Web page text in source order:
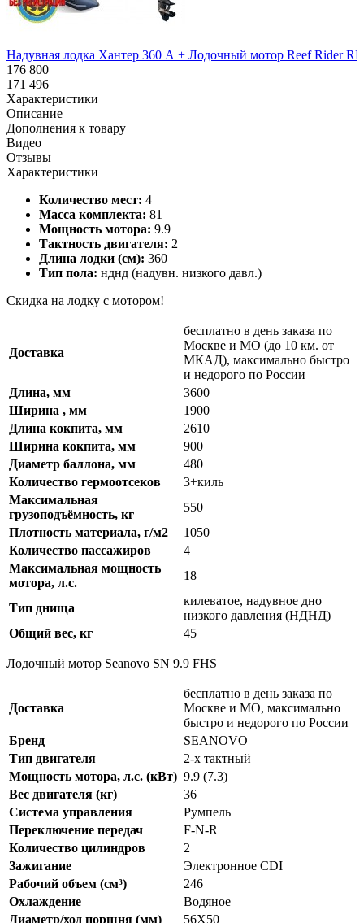
Надувная лодка Хантер 360 А + Лодочный мотор Reef Rider
176 800
171 496
Характеристики
Описание
Дополнения к товару
Видео
Отзывы
Характеристики
Количество мест: 4
Масса комплекта: 81
Мощность мотора: 9.9
Тактность двигателя: 2
Длина лодки (см): 360
Тип пола: нднд (надувн. низкого давл.)
Скидка на лодку с мотором!
Доставка
бесплатно в день заказа по
Москве и МО (до 10 км. от
МКАД), максимально быстро
и недорого по России
Длина, мм
3600
Ширина , мм
1900
Длина кокпита, мм
2610
Ширина кокпита, мм
900
Диаметр баллона, мм
480
Количество гермоотсеков
3+киль
Максимальная
грузоподъёмность, кг
550
Плотность материала, г/м2
1050
Количество пассажиров
4
Максимальная мощность
мотора, л.с.
18
Тип днища
килеватое, надувное дно
низкого давления (НДНД)
Общий вес, кг
45
Лодочный мотор Seanovo SN 9.9 FHS
Доставка
бесплатно в день заказа по
Москве и МО, максимально
быстро и недорого по России
Бренд
SEANOVO
Тип двигателя
2-x тактный
Мощность мотора, л.с. (кВт) 9.9 (7.3)
Вес двигателя (кг)
36
Система управления
Румпель
Переключение передач
F-N-R
Количество цилиндров
2
Зажигание
Электронное CDI
Рабочий объем (см³)
246
Охлаждение
Водяное
Диаметр/ход поршня (мм)
56X50